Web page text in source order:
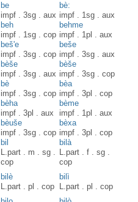
be
impf .3sg .aux
bè:
impf . 1sg .aux
beh
impf . 1sg .cop
behme
impf . 1pl .aux
beš'e
impf .3sg .cop
beše
impf .3sg .aux
bèše
impf .3sg .aux
bèše
impf .3sg .cop
bè
impf .3sg .cop
bèa
impf .3pl .cop
bèha
impf .3pl .aux
bème
impf . 1pl .aux
bèuše
impf .3sg .cop
bèxa
impf .3pl .cop
bil
L.part . m .sg .
cop
bilà
L.part .f .sg .
cop
bilè
L.part .pl .cop
bilì
L.part .pl .cop